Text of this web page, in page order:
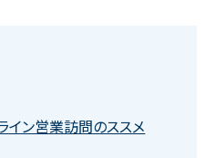
イン営業訪問のススメ